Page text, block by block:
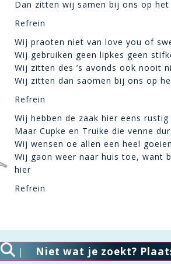
Dan zitten wij samen bij ons op
Refrein
Wij praoten niet van love you of
Wij gebruiken geen lipkes geen
Wij zitten des ’s avonds ook nooit
Wij zitten dan saomen bij ons op
Refrein
Wij hebben de zaak hier eens
Maar Cupke en Truike die venne
Wij wensen oe allen een heel
Wij gaon weer naar huis toe, want
hier
Refrein
Niet wat je zoekt?